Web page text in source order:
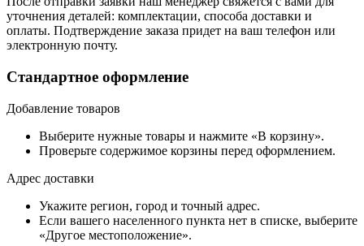
уточнения деталей: комплектации, способа доставки и
оплаты. Подтверждение заказа придет на ваш телефон или
электронную почту.
Стандартное оформление
Добавление товаров
Выберите нужные товары и нажмите «В корзину».
Проверьте содержимое корзины перед оформлением.
Адрес доставки
Укажите регион, город и точный адрес.
Если вашего населенного пункта нет в списке, выберите
«Другое местоположение».